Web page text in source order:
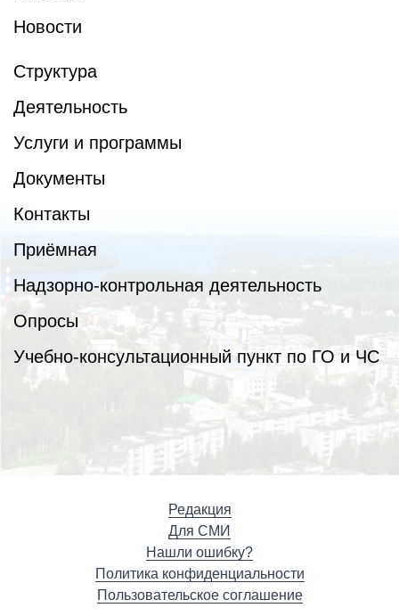
Новости
Структура
Деятельность
Услуги и программы
Документы
Контакты
Приёмная
Надзорно-контрольная деятельность
Опросы
Учебно-консультационный пункт по ГО и ЧС
Редакция
Для СМИ
Нашли ошибку?
Политика конфиденциальности
Пользовательское соглашение